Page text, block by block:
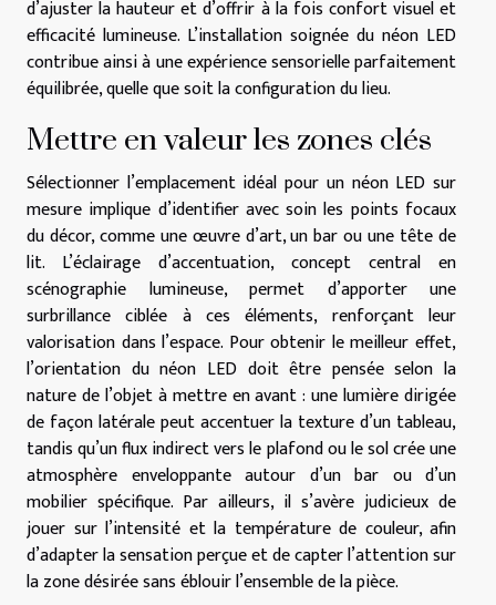
d’ajuster la hauteur et d’offrir à la fois confort visuel et
efficacité lumineuse. L’installation soignée du néon LED
contribue ainsi à une expérience sensorielle parfaitement
équilibrée, quelle que soit la configuration du lieu.
Mettre en valeur les zones clés
Sélectionner l’emplacement idéal pour un néon LED sur
mesure implique d’identifier avec soin les points focaux
du décor, comme une œuvre d’art, un bar ou une tête de
lit. L’éclairage d’accentuation, concept central en
scénographie lumineuse, permet d’apporter une
surbrillance ciblée à ces éléments, renforçant leur
valorisation dans l’espace. Pour obtenir le meilleur effet,
l’orientation du néon LED doit être pensée selon la
nature de l’objet à mettre en avant : une lumière dirigée
de façon latérale peut accentuer la texture d’un tableau,
tandis qu’un flux indirect vers le plafond ou le sol crée une
atmosphère enveloppante autour d’un bar ou d’un
mobilier spécifique. Par ailleurs, il s’avère judicieux de
jouer sur l’intensité et la température de couleur, afin
d’adapter la sensation perçue et de capter l’attention sur
la zone désirée sans éblouir l’ensemble de la pièce.